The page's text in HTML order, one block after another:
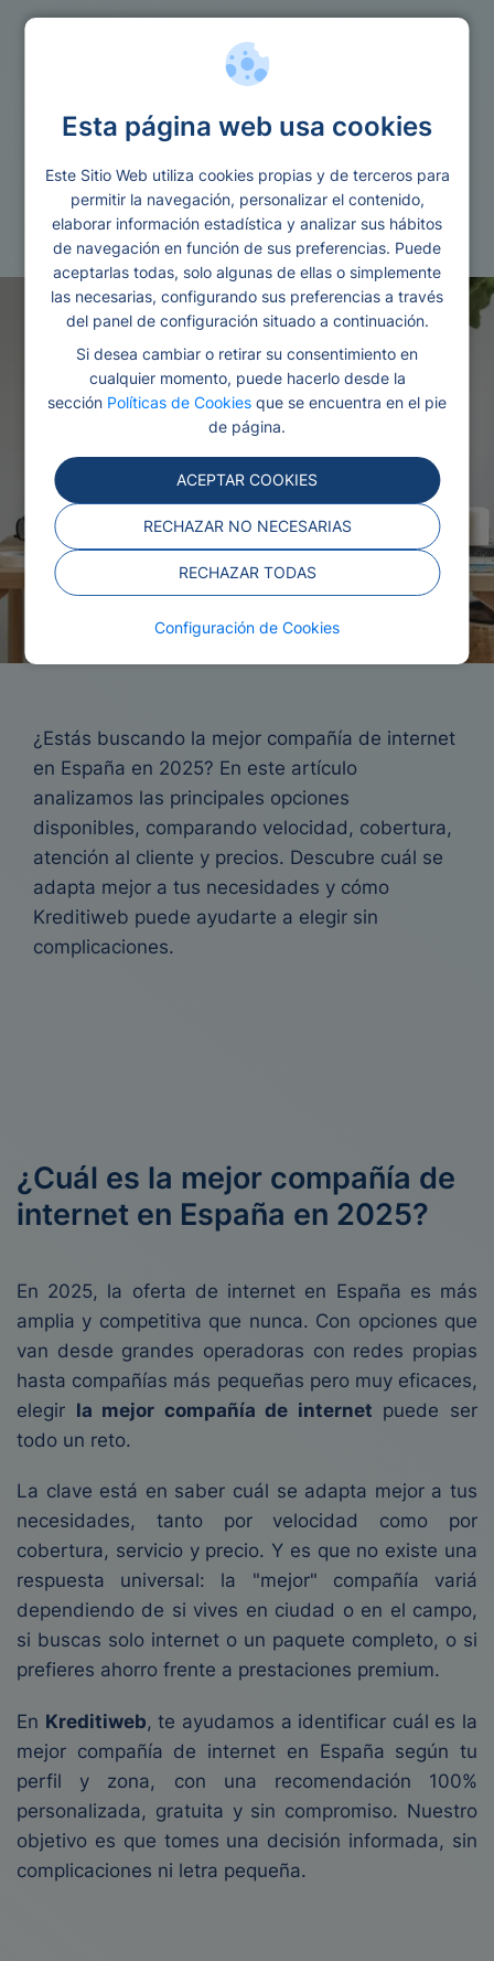
Esta página web usa cookies
Este Sitio Web utiliza cookies propias y de terceros para
permitir la navegación, personalizar el contenido,
elaborar información estadística y analizar sus hábitos
de navegación en función de sus preferencias. Puede
aceptarlas todas, solo algunas de ellas o simplemente
las necesarias, configurando sus preferencias a través
del panel de configuración situado a continuación.
Si desea cambiar o retirar su consentimiento en
cualquier momento, puede hacerlo desde la
sección Políticas de Cookies que se encuentra en el pie
de página.
ACEPTAR COOKIES
RECHAZAR NO NECESARIAS
RECHAZAR TODAS
Configuración de Cookies
Cual es la mejor compania de internet en
espana en 2025
Redactado por Ana
Gonzalez
Editado y revisado por
Eva Rampani
¿Estás buscando la mejor compañía de internet
en España en 2025? En este artículo
analizamos las principales opciones
disponibles, comparando velocidad, cobertura,
atención al cliente y precios. Descubre cuál se
adapta mejor a tus necesidades y cómo
Kreditiweb puede ayudarte a elegir sin
complicaciones.
¿Cuál es la mejor compañía de
internet en España en 2025?
En 2025, la oferta de internet en España es más
amplia y competitiva que nunca. Con opciones que
van desde grandes operadoras con redes propias
hasta compañías más pequeñas pero muy eficaces,
elegir la mejor compañía de internet puede ser
todo un reto.
La clave está en saber cuál se adapta mejor a tus
necesidades, tanto por velocidad como por
cobertura, servicio y precio. Y es que no existe una
respuesta universal: la "mejor" compañía variá
dependiendo de si vives en ciudad o en el campo,
si buscas solo internet o un paquete completo, o si
prefieres ahorro frente a prestaciones premium.
En Kreditiweb, te ayudamos a identificar cuál es la
mejor compañía de internet en España según tu
perfil y zona, con una recomendación 100%
personalizada, gratuita y sin compromiso. Nuestro
objetivo es que tomes una decisión informada, sin
complicaciones ni letra pequeña.